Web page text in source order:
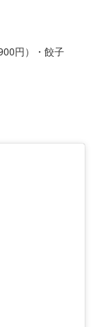
円）・餃子